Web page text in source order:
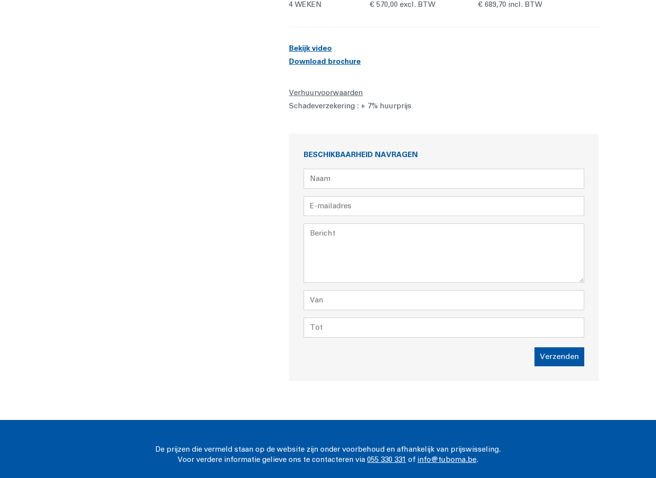
4 WEKEN € 570,00 excl. BTW € 689,70 incl. BTW
Bekijk video
Download brochure
Verhuurvoorwaarden
Schadeverzekering : + 7% huurprijs
BESCHIKBAARHEID NAVRAGEN
Verzenden
De prijzen die vermeld staan op de website zijn onder voorbehoud en afhankelijk van prijswisseling.
Voor verdere informatie gelieve ons te contacteren via 055 330 331 of info@tuboma.be.